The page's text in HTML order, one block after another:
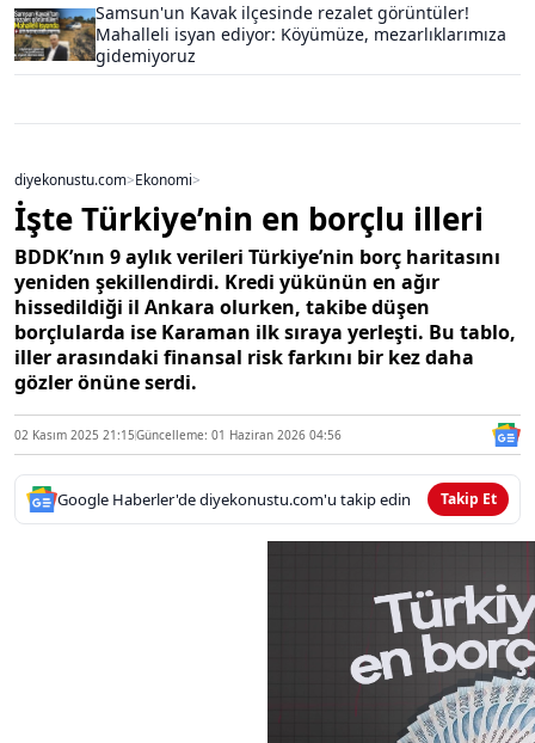
Samsun'un Kavak ilçesinde rezalet görüntüler!
Mahalleli isyan ediyor: Köyümüze, mezarlıklarımıza
gidemiyoruz
diyekonustu.com>Ekonomi>
İşte Türkiye’nin en borçlu illeri
BDDK’nın 9 aylık verileri Türkiye’nin borç haritasını
yeniden şekillendirdi. Kredi yükünün en ağır
hissedildiği il Ankara olurken, takibe düşen
borçlularda ise Karaman ilk sıraya yerleşti. Bu tablo,
iller arasındaki finansal risk farkını bir kez daha
gözler önüne serdi.
02 Kasım 2025 21:15Güncelleme: 01 Haziran 2026 04:56
Google Haberler'de diyekonustu.com'u takip edin Takip Et